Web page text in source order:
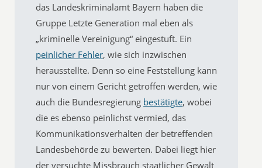
das Landeskriminalamt Bayern haben die
Gruppe Letzte Generation mal eben als
„kriminelle Vereinigung“ eingestuft. Ein
peinlicher Fehler, wie sich inzwischen
herausstellte. Denn so eine Feststellung kann
nur von einem Gericht getroffen werden, wie
auch die Bundesregierung bestätigte, wobei
die es ebenso peinlichst vermied, das
Kommunikationsverhalten der betreffenden
Landesbehörde zu bewerten. Dabei liegt hier
der versuchte Missbrauch staatlicher Gewalt